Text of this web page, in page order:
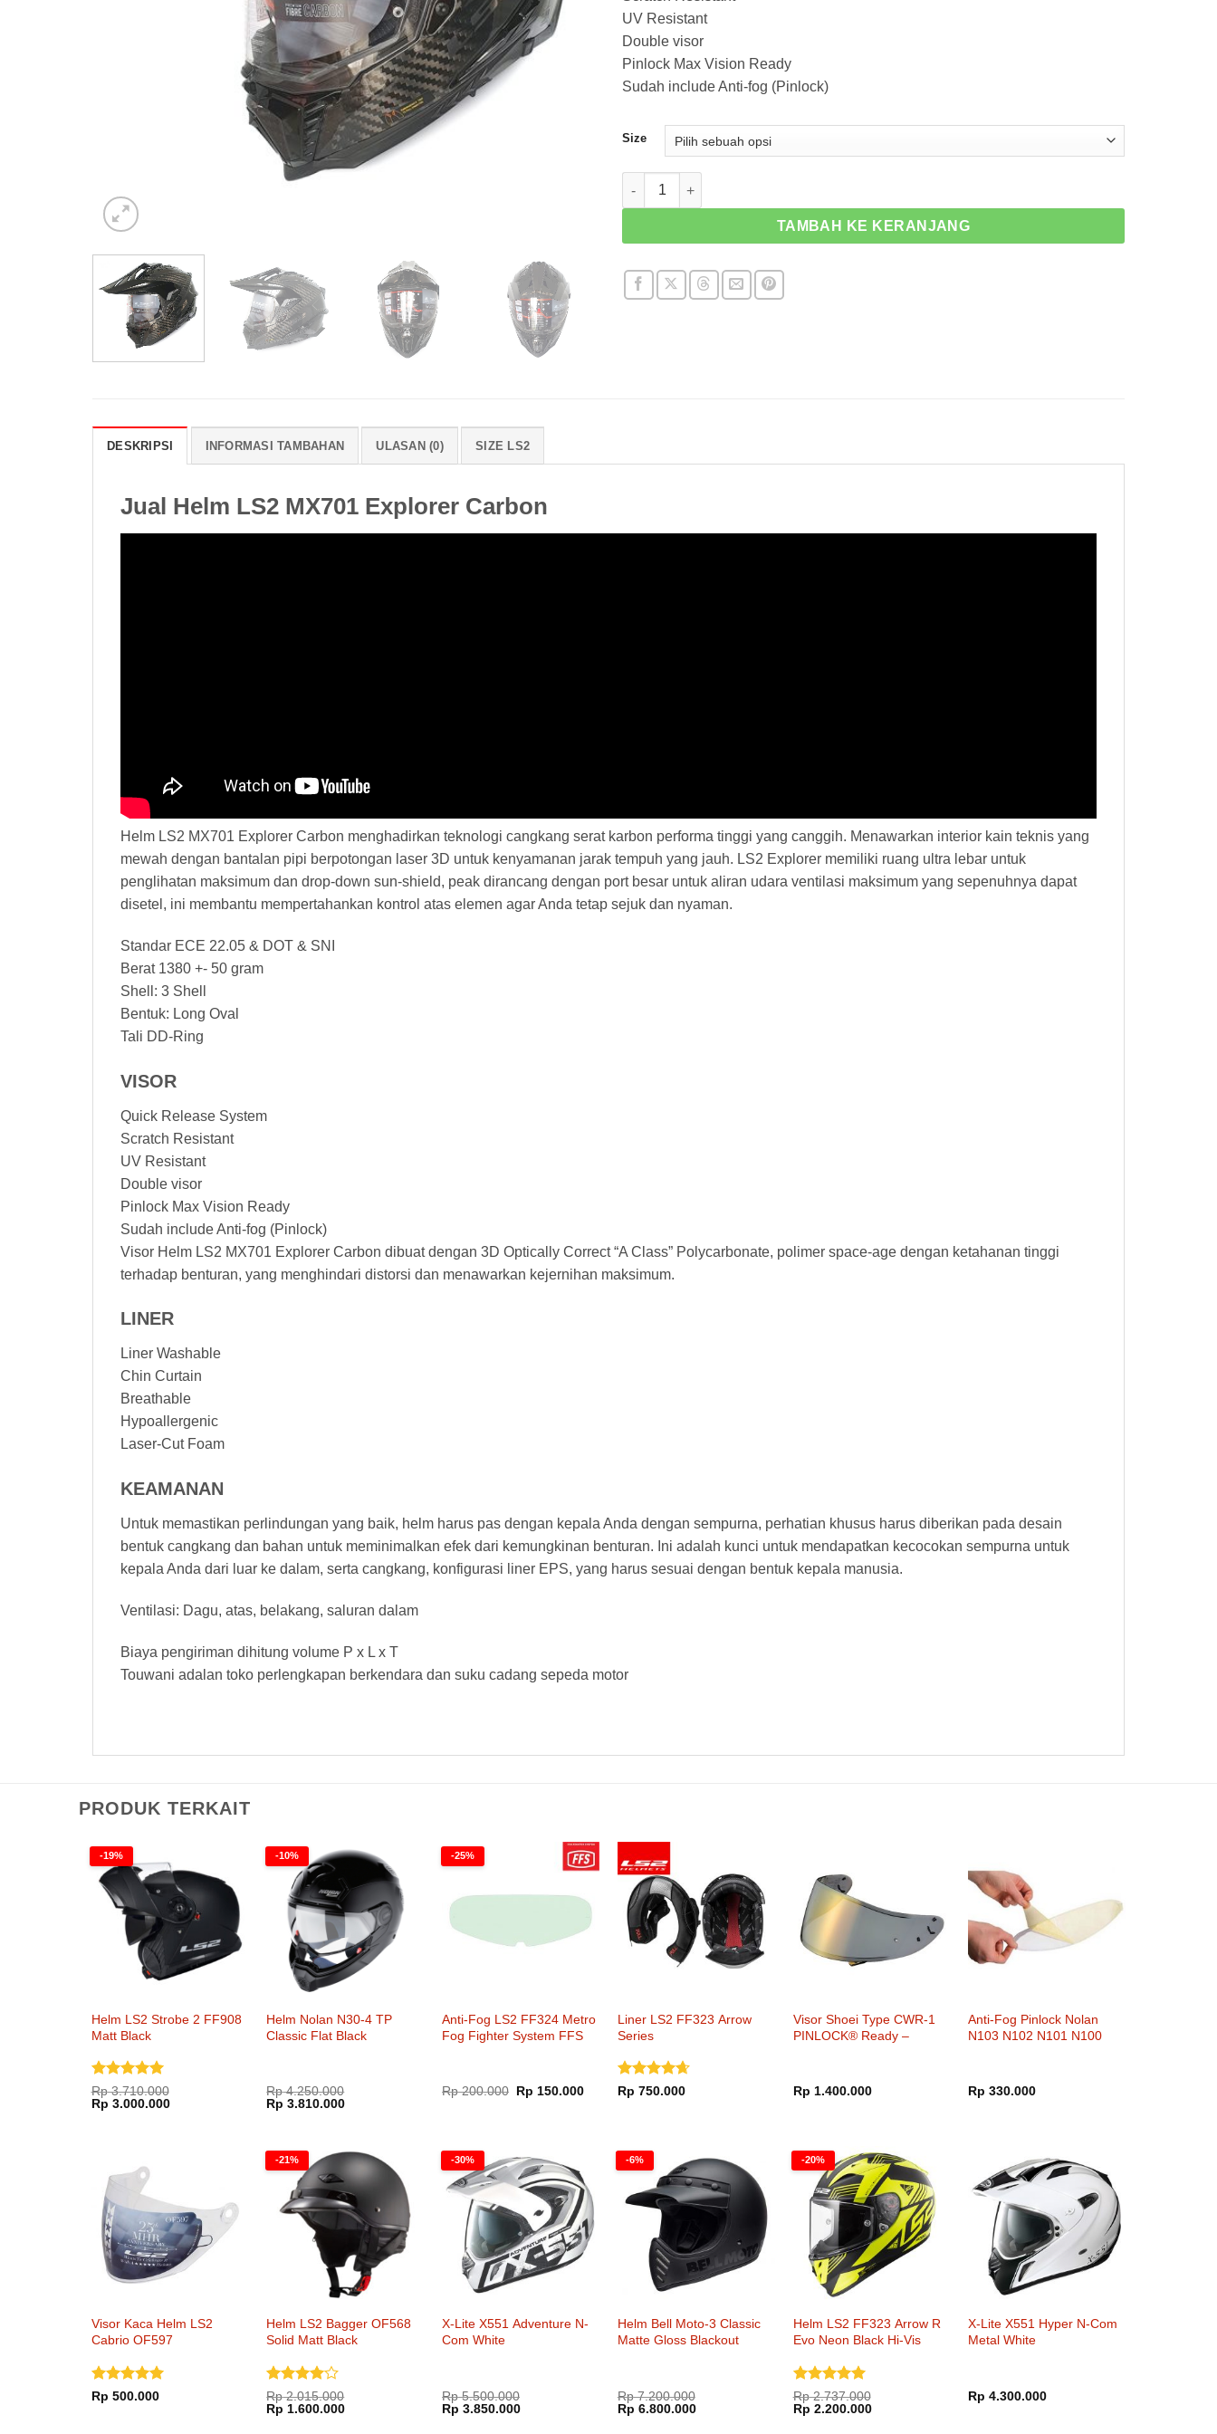
UV Resistant
Double visor
Pinlock Max Vision Ready
Sudah include Anti-fog (Pinlock)
Size
Kuantitas LS2 MX701 Explorer Carbon
TAMBAH KE KERANJANG
DESKRIPSI INFORMASI TAMBAHAN ULASAN (0) SIZE LS2
Jual Helm LS2 MX701 Explorer Carbon
Helm LS2 MX701 Explorer Carbon menghadirkan teknologi cangkang serat karbon performa tinggi yang canggih. Menawarkan interior kain teknis yang
mewah dengan bantalan pipi berpotongan laser 3D untuk kenyamanan jarak tempuh yang jauh. LS2 Explorer memiliki ruang ultra lebar untuk
penglihatan maksimum dan drop-down sun-shield, peak dirancang dengan port besar untuk aliran udara ventilasi maksimum yang sepenuhnya dapat
disetel, ini membantu mempertahankan kontrol atas elemen agar Anda tetap sejuk dan nyaman.
Standar ECE 22.05 & DOT & SNI
Berat 1380 +- 50 gram
Shell: 3 Shell
Bentuk: Long Oval
Tali DD-Ring
VISOR
Quick Release System
Scratch Resistant
UV Resistant
Double visor
Pinlock Max Vision Ready
Sudah include Anti-fog (Pinlock)
Visor Helm LS2 MX701 Explorer Carbon dibuat dengan 3D Optically Correct “A Class” Polycarbonate, polimer space-age dengan ketahanan tinggi
terhadap benturan, yang menghindari distorsi dan menawarkan kejernihan maksimum.
LINER
Liner Washable
Chin Curtain
Breathable
Hypoallergenic
Laser-Cut Foam
KEAMANAN
Untuk memastikan perlindungan yang baik, helm harus pas dengan kepala Anda dengan sempurna, perhatian khusus harus diberikan pada desain
bentuk cangkang dan bahan untuk meminimalkan efek dari kemungkinan benturan. Ini adalah kunci untuk mendapatkan kecocokan sempurna untuk
kepala Anda dari luar ke dalam, serta cangkang, konfigurasi liner EPS, yang harus sesuai dengan bentuk kepala manusia.
Ventilasi: Dagu, atas, belakang, saluran dalam
Biaya pengiriman dihitung volume P x L x T
Touwani adalan toko perlengkapan berkendara dan suku cadang sepeda motor
PRODUK TERKAIT
-19%
Helm LS2 Strobe 2 FF908
Matt Black
Dinilai5
dari 5
Rp3.710.000
Harga
aslinya
Rp 3.000.000Harga
-10%
Helm Nolan N30-4 TP
Classic Flat Black
Rp4.250.000
Harga
aslinya
Rp 3.810.000Harga
Rp 3.810.000.
-25%
Anti-Fog LS2 FF324 Metro
Fog Fighter System FFS
Rp200.000 Harga
aslinya
Rp 150.000Harga
Liner LS2 FF323 Arrow
Series
Dinilai
Rp 750.000
Visor Shoei Type CWR-1
PINLOCK® Ready –
Rp 1.400.000
Anti-Fog Pinlock Nolan
N103 N102 N101 N100
Rp 330.000
Visor Kaca Helm LS2
Cabrio OF597
Dinilai 5
Rp 500.000
-21%
Helm LS2 Bagger OF568
Solid Matt Black
Dinilai4
dari 5
Rp2.015.000
Harga
aslinya
Rp 1.600.000Harga
-30%
X-Lite X551 Adventure N-
Com White
Rp5.500.000
Harga
aslinya
Rp 3.850.000Harga
-6%
Helm Bell Moto-3 Classic
Matte Gloss Blackout
Rp7.200.000
Harga
aslinya
Rp 6.800.000Harga
-20%
Helm LS2 FF323 Arrow R
Evo Neon Black Hi-Vis
Dinilai5
dari 5
Rp2.737.000
Harga
aslinya
Rp 2.200.000Harga
X-Lite X551 Hyper N-Com
Metal White
Rp 4.300.000